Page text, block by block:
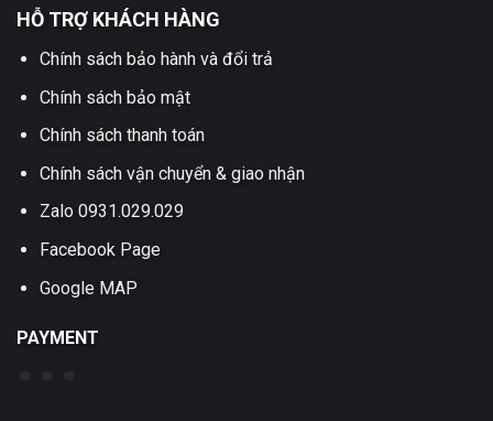
HỖ TRỢ KHÁCH HÀNG
Chính sách bảo hành và đổi trả
Chính sách bảo mật
Chính sách thanh toán
Chính sách vận chuyển & giao nhận
Zalo 0931.029.029
Facebook Page
Google MAP
PAYMENT